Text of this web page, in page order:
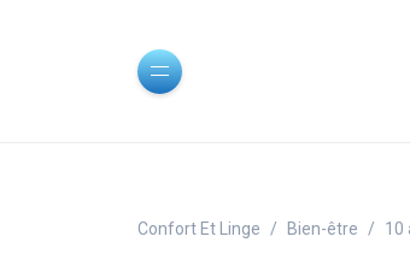
Confort Et Linge Bien-être 10